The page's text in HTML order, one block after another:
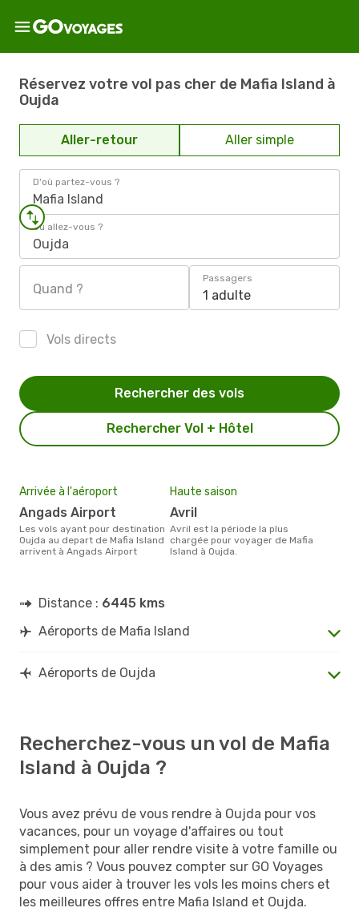
Réservez votre vol pas cher de Mafia Island à
Oujda
Aller-retour Aller simple
D'où partez-vous ?
Mafia Island
Où allez-vous ?
Oujda
Quand ?
Passagers
1 adulte
Vols directs
Rechercher Vol + Hôtel
Rechercher des vols
Arrivée à l'aéroport
Angads Airport
Les vols ayant pour destination
Oujda au depart de Mafia Island
arrivent à Angads Airport
Haute saison
avril
avril est la période la plus
chargée pour voyager de Mafia
Island à Oujda.
Distance : 6445 kms
Aéroports de Mafia Island
Aéroports de Oujda
Recherchez-vous un vol de Mafia
Island à Oujda ?
Vous avez prévu de vous rendre à Oujda pour vos
vacances, pour un voyage d'affaires ou tout
simplement pour aller rendre visite à votre famille ou
à des amis ? Vous pouvez compter sur GO Voyages
pour vous aider à trouver les vols les moins chers et
les meilleures offres entre Mafia Island et Oujda.